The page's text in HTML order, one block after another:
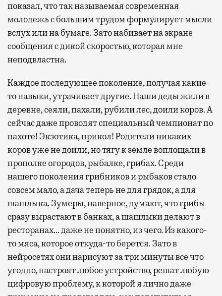
показал, что так называемая современная
молодежь с большим трудом формулирует мысли
вслух или на бумаге. Зато набивает на экране
сообщения с дикой скоростью, которая мне
неподвластна.
Каждое последующее поколение, получая какие-
то навыки, утрачивает другие. Наши деды жили в
деревне, сеяли, пахали, рубили лес, доили коров. А
сейчас даже проводят специальный чемпионат по
пахоте! Экзотика, прикол! Родители никаких
коров уже не доили, но тягу к земле воплощали в
прополке огородов, рыбалке, грибах. Среди
нашего поколения грибников и рыбаков стало
совсем мало, а дача теперь не для грядок, а для
шашлыка. Зумеры, наверное, думают, что грибы
сразу вырастают в банках, а шашлыки делают в
ресторанах… даже не понятно, из чего. Из какого-
то мяса, которое откуда-то берется. Зато в
нейросетях они нарисуют за три минуты все что
угодно, настроят любое устройство, решат любую
цифровую проблему, к которой я лично даже